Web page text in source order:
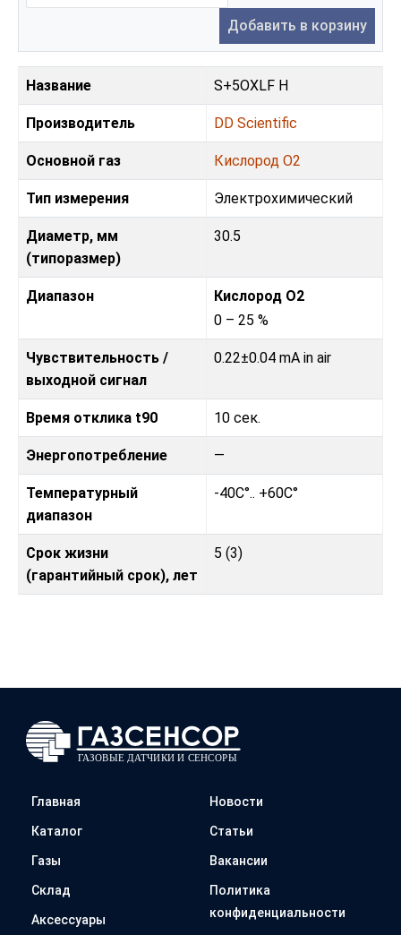
Добавить в корзину
Название S+5OXLF H
Производитель DD Scientific
Основной газ Кислород O2
Тип измерения Электрохимический
Диаметр, мм
(типоразмер)
30.5
Диапазон
Кислород O2
0 – 25 %
Чувствительность /
выходной сигнал
0.22±0.04 mA in air
Время отклика t90 10 сек.
Энергопотребление —
Температурный
диапазон
-40C°.. +60C°
Срок жизни
(гарантийный срок), лет
5 (3)
Главная
Каталог
Газы
Склад
Аксессуары
Новости
Статьи
Вакансии
Политика
конфиденциальности